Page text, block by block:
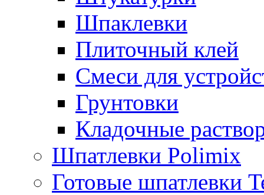
Шпаклевки
Плиточный клей
Смеси для
Грунтовки
Кладочные
Шпатлевки Polimix
Готовые шпатлевки